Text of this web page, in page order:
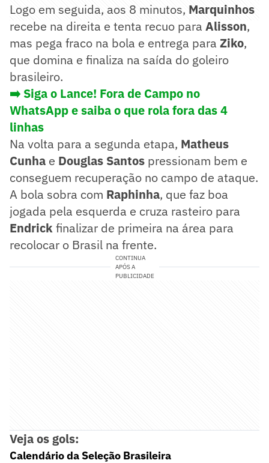
Logo em seguida, aos 8 minutos, Marquinhos
recebe na direita e tenta recuo para Alisson,
mas pega fraco na bola e entrega para Ziko,
que domina e finaliza na saída do goleiro
brasileiro.
➡️ Siga o Lance! Fora de Campo no
WhatsApp e saiba o que rola fora das 4
linhas
Na volta para a segunda etapa, Matheus
Cunha e Douglas Santos pressionam bem e
conseguem recuperação no campo de ataque.
A bola sobra com Raphinha, que faz boa
jogada pela esquerda e cruza rasteiro para
Endrickfinalizar de primeira na área para
recolocar o Brasil na frente.
CONTINUA
APÓS A
PUBLICIDADE
Veja os gols:
Calendário da Seleção Brasileira